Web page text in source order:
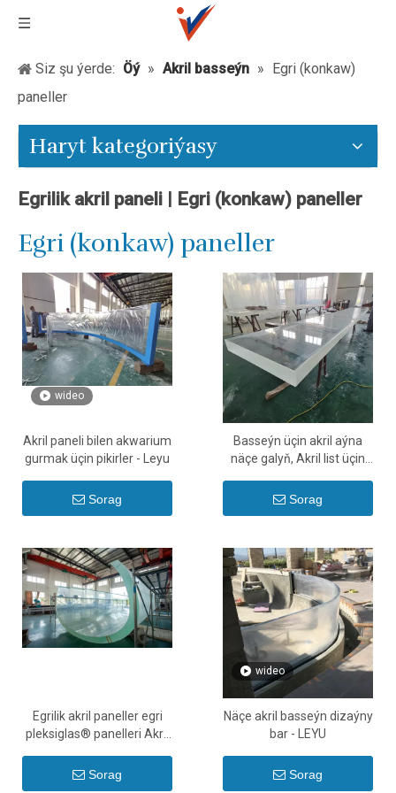
Siz şu ýerde: Öý » Akril basseýn » Egri (konkaw)
paneller
Haryt kategoriýasy
Egrilik akril paneli | Egri (konkaw) paneller
Egri (konkaw) paneller
wideo
Akril paneli bilen akwarium
gurmak üçin pikirler - Leyu
Sorag
Basseýn üçin akril aýna
näçe galyň, Akril list üçin
Leýu
Sorag
Egrilik akril paneller egri
pleksiglas® panelleri Akril
Sorag
wideo
Näçe akril basseýn dizaýny
bar - LEYU
Sorag